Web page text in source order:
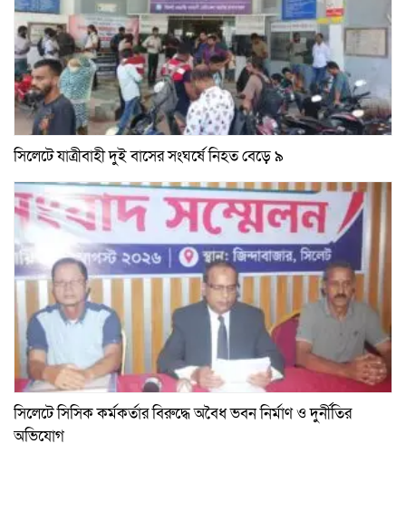
সিলেটে যাত্রীবাহী দুই বাসের সংঘর্ষে নিহত বেড়ে ৯
সিলেটে সিসিক কর্মকর্তার বিরুদ্ধে অবৈধ ভবন নির্মাণ ও দুর্নীতির
অভিযোগ